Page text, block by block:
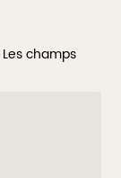
Les champs